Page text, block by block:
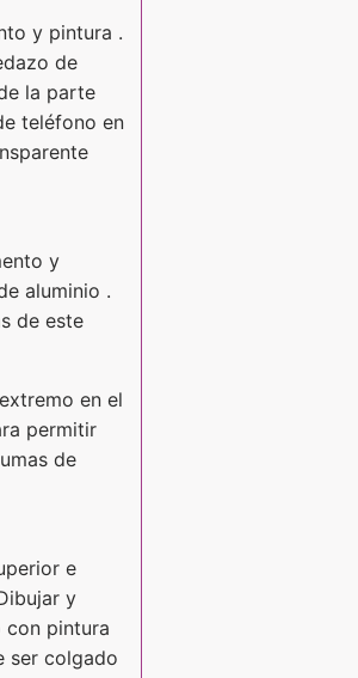
y pintura .
de
la parte
teléfono en
y
aluminio .
de este
en el
permitir
de
e
y
con pintura
ser colgado